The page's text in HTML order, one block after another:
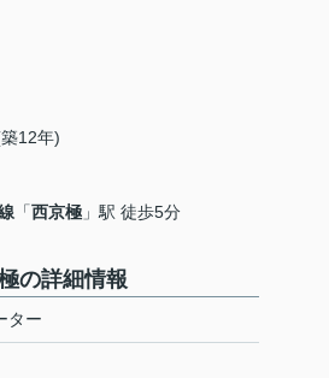
12年)
「西京極 」駅 徒歩5分
の詳細情報
ター